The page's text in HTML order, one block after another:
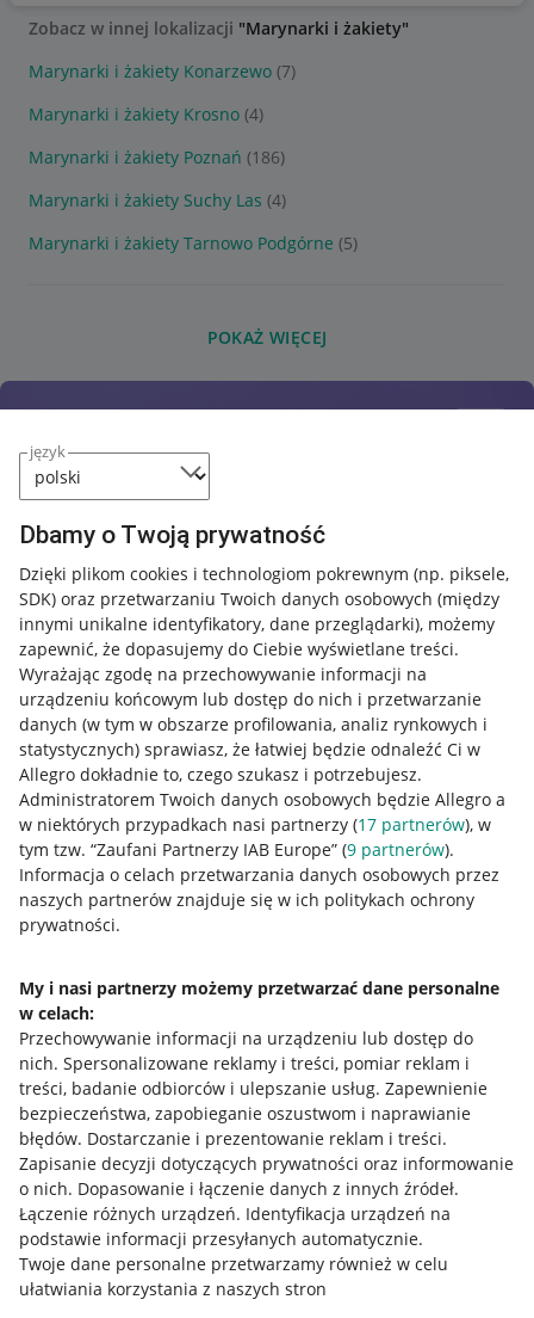
język
Dbamy o Twoją prywatność
Dzięki plikom cookies i technologiom pokrewnym (np. piksele,
SDK) oraz przetwarzaniu Twoich danych osobowych (między
innymi unikalne identyfikatory, dane przeglądarki), możemy
zapewnić, że dopasujemy do Ciebie wyświetlane treści.
Wyrażając zgodę na przechowywanie informacji na
urządzeniu końcowym lub dostęp do nich i przetwarzanie
danych (w tym w obszarze profilowania, analiz rynkowych i
statystycznych) sprawiasz, że łatwiej będzie odnaleźć Ci w
Allegro dokładnie to, czego szukasz i potrzebujesz.
Administratorem Twoich danych osobowych będzie Allegro a
w niektórych przypadkach nasi partnerzy (17 partnerów), w
tym tzw. “Zaufani Partnerzy IAB Europe” (9 partnerów).
Informacja o celach przetwarzania danych osobowych przez
naszych partnerów znajduje się w ich politykach ochrony
prywatności.
My i nasi partnerzy możemy przetwarzać dane personalne
w celach:
Przechowywanie informacji na urządzeniu lub dostęp do
nich. Spersonalizowane reklamy i treści, pomiar reklam i
treści, badanie odbiorców i ulepszanie usług. Zapewnienie
bezpieczeństwa, zapobieganie oszustwom i naprawianie
błędów. Dostarczanie i prezentowanie reklam i treści.
Zapisanie decyzji dotyczących prywatności oraz informowanie
o nich. Dopasowanie i łączenie danych z innych źródeł.
Łączenie różnych urządzeń. Identyfikacja urządzeń na
podstawie informacji przesyłanych automatycznie.
Twoje dane personalne przetwarzamy również w celu
ułatwiania korzystania z naszych stron
Zobacz w innej lokalizacji "Marynarki i żakiety"
Marynarki i żakiety Konarzewo (7)
Marynarki i żakiety Krosno (4)
Marynarki i żakiety Poznań (186)
Marynarki i żakiety Suchy Las (4)
Marynarki i żakiety Tarnowo Podgórne (5)
POKAŻ WIĘCEJ
Przydatne informacje
Jak to działa
Allegro Gadane dla sprzedających
Allegro Gadane dla kupujących
Mapa miejscowości
Informacje prawne
Regulamin
Polityka plików "cookies"
Ustawienia plików "cookies"